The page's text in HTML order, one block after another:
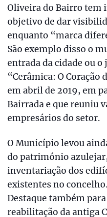
Oliveira do Bairro tem
objetivo de dar
enquanto “marca
São exemplo disso o
entrada da cidade ou
“Cerâmica: O Coração
em abril de 2019, em
Bairrada e que reuniu
empresários do setor.
O Município levou
do património
inventariação dos
existentes no concelho.
Destaque também
reabilitação da antiga